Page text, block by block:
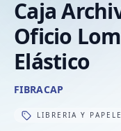
Caja
Oficio
Elástico
FIBRACAP
LIBRERIA Y